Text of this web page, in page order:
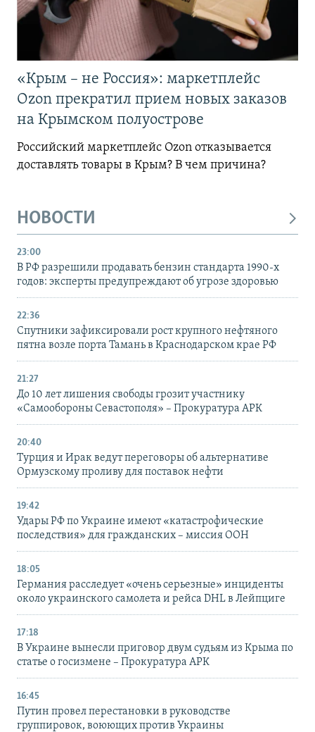
«Крым – не Россия»: маркетплейс
Ozon прекратил прием новых заказов
на Крымском полуострове
Российский маркетплейс Ozon отказывается
доставлять товары в Крым? В чем причина?
НОВОСТИ
23:00
В РФ разрешили продавать бензин стандарта 1990-х
годов: эксперты предупреждают об угрозе здоровью
22:36
Спутники зафиксировали рост крупного нефтяного
пятна возле порта Тамань в Краснодарском крае РФ
21:27
До 10 лет лишения свободы грозит участнику
«Самообороны Севастополя» – Прокуратура АРК
20:40
Турция и Ирак ведут переговоры об альтернативе
Ормузскому проливу для поставок нефти
19:42
Удары РФ по Украине имеют «катастрофические
последствия» для гражданских – миссия ООН
18:05
Германия расследует «очень серьезные» инциденты
около украинского самолета и рейса DHL в Лейпциге
17:18
В Украине вынесли приговор двум судьям из Крыма по
статье о госизмене – Прокуратура АРК
16:45
Путин провел перестановки в руководстве
группировок, воюющих против Украины